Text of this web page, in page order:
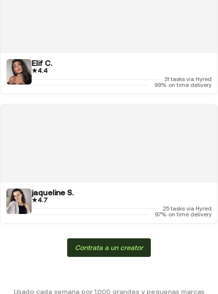
Elif C.
★4.4
31 tasks via Hyred
99% on time delivery
jaqueline S.
★4.7
25 tasks via Hyred
97% on time delivery
Contrata a un creator
Usado cada semana por 1.000 grandes y pequenas marcas